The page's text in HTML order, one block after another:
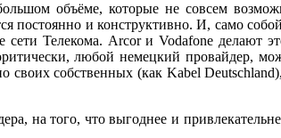
объёме, которые не совсем
постоянно и конструктивно. И, само
сети Телекома. Arcor и Vodafone делают
любой немецкий провайдер,
своих собственных (как Kabel Deutschland
на того, что выгоднее и